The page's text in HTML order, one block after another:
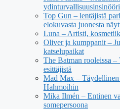
ydinturvallisuusinsinööri
Top Gun – lentäjistä
elokuvasta juonesta
Luna – Artisti,
Oliver ja kumppanit –
katselupaikat
The Batman rooleissa
esittäjistä
Mad Max –
Hahmoihin
Mika Ilmén – Entinen
somepersoona